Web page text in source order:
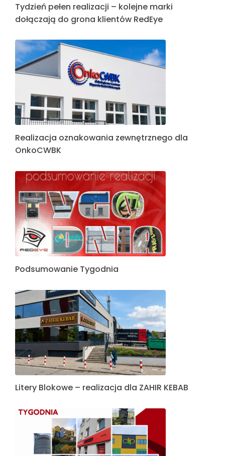
Tydzień pełen realizacji – kolejne marki
dołączają do grona klientów RedEye
Realizacja oznakowania zewnętrznego dla
OnkoCWBK
Podsumowanie Tygodnia
Litery Blokowe – realizacja dla ZAHIR KEBAB